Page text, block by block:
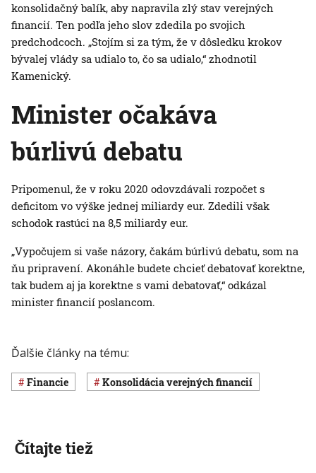
konsolidačný balík, aby napravila zlý stav verejných
financií. Ten podľa jeho slov zdedila po svojich
predchodcoch. „Stojím si za tým, že v dôsledku krokov
bývalej vlády sa udialo to, čo sa udialo,“ zhodnotil
Kamenický.
Minister očakáva
búrlivú debatu
Pripomenul, že v roku 2020 odovzdávali rozpočet s
deficitom vo výške jednej miliardy eur. Zdedili však
schodok rastúci na 8,5 miliardy eur.
„Vypočujem si vaše názory, čakám búrlivú debatu, som na
ňu pripravení. Akonáhle budete chcieť debatovať korektne,
tak budem aj ja korektne s vami debatovať,“ odkázal
minister financií poslancom.
Ďalšie články na tému:
Financie konsolidácia verejných financií
Čítajte tiež